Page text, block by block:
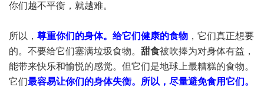
你们越不平衡，就越难。
所以， 尊重你们的身体。给它们健康的食物 ，它们真正想要
的。不要给它们塞满垃圾食物。 甜食被吹捧为对身体有益，
能带来快乐和愉悦的感觉。但它们是地球上最糟糕的食物。
它们最容易让你们的身体失衡。所以，尽量避免食用它们。